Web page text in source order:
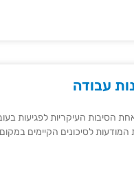
עבודה
הסיבות העיקריות לפגיעות
לסיכונים הקיימים